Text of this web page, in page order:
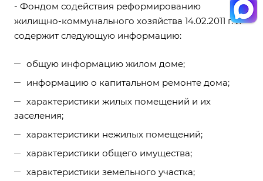
- Фондом содействия реформированию
жилищно-коммунального хозяйства 14.02.2011 г. и
содержит следующую информацию:
общую информацию жилом доме;
информацию о капитальном ремонте дома;
характеристики жилых помещений и их
заселения;
характеристики нежилых помещений;
характеристики общего имущества;
характеристики земельного участка;